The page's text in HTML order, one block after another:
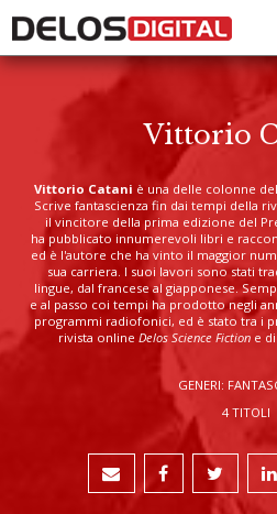
Vittorio
Vittorio Catani è una delle colonne
Scrive fantascienza fin dai tempi della
il vincitore della prima edizione del
ha pubblicato innumerevoli libri e
ed è l'autore che ha vinto il maggior
sua carriera. I suoi lavori sono stati
lingue, dal francese al giapponese.
e al passo coi tempi ha prodotto negli
programmi radiofonici, ed è stato tra i
rivista online Delos Science Fictione di
GENERI:
4 TITOLI